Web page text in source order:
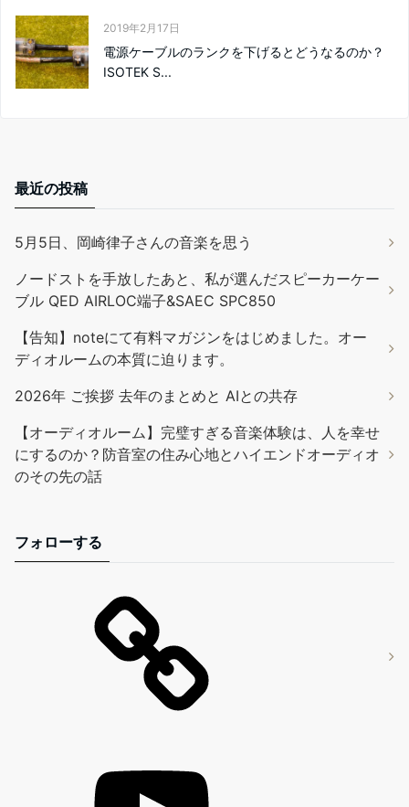
2019年2月17日
電源ケーブルのランクを下げるとどうなるのか？
ISOTEK S...
最近の投稿
5月5日、岡崎律子さんの音楽を思う
ノードストを手放したあと、私が選んだスピーカーケー
ブル QED AIRLOC端子&SAEC SPC850
【告知】noteにて有料マガジンをはじめました。オー
ディオルームの本質に迫ります。
2026年 ご挨拶 去年のまとめと AIとの共存
【オーディオルーム】完璧すぎる音楽体験は、人を幸せ
にするのか？防音室の住み心地とハイエンドオーディオ
のその先の話
フォローする